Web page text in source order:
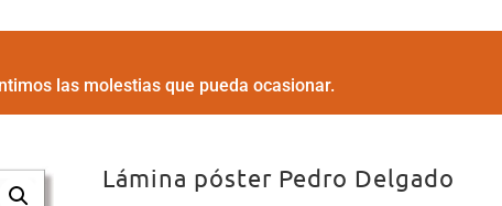
las molestias que pueda ocasionar.
Lámina póster Pedro Delgado